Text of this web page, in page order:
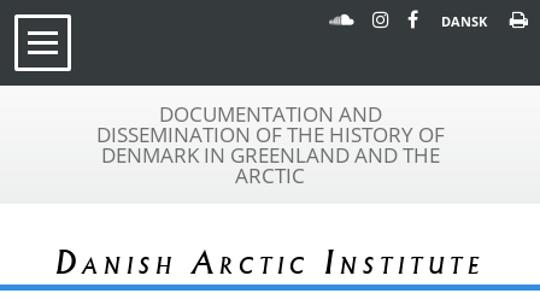
DANSK
DOCUMENTATION AND
DISSEMINATION OF THE HISTORY OF
DENMARK IN GREENLAND AND THE
ARCTIC
Danish Arctic Institute